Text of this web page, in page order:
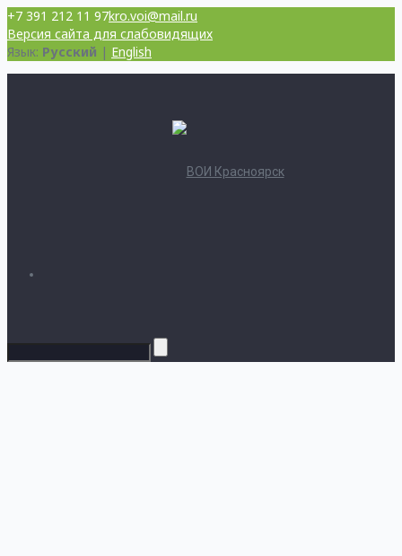
+7 391 212 11 97kro.voi@mail.ru
Версия сайта для слабовидящих
Язык: Русский | English